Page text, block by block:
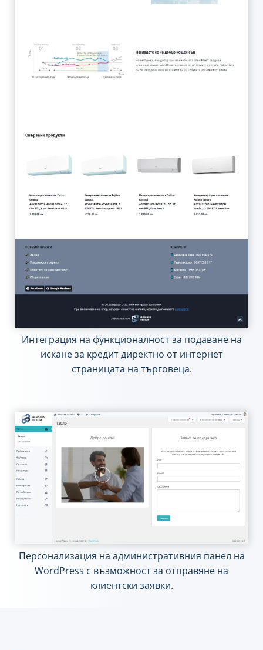
Интеграция на функционалност за подаване на
искане за кредит директно от интернет
страницата на търговеца.
Персонализация на административния панел на
WordPress с възможност за отправяне на
клиентски заявки.